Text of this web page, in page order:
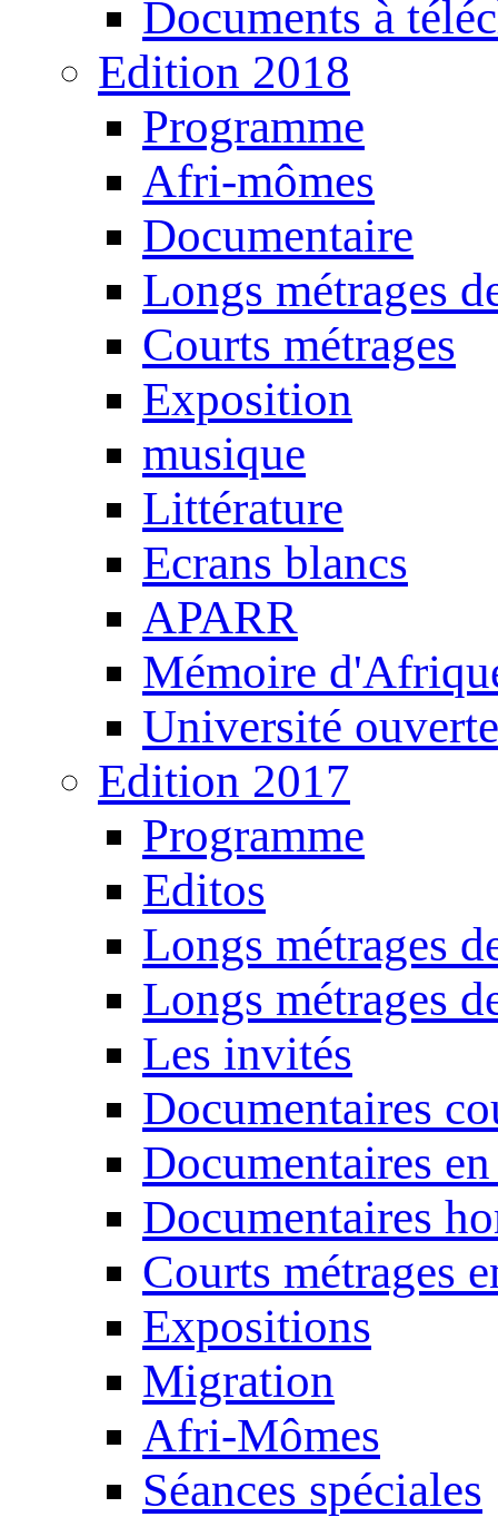
Documents à
Edition 2018
Programme
Afri-mômes
Documentaire
Longs métrages
Courts métrages
Exposition
musique
Littérature
Ecrans blancs
APARR
Mémoire
Université ouverte
Edition 2017
Programme
Editos
Longs métrages
Longs métrages
Les invités
Documentaires
Documentaires
Documentaires
Courts métrages
Expositions
Migration
Afri-Mômes
Séances spéciales